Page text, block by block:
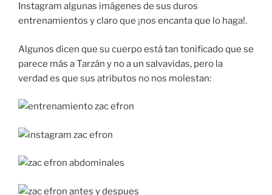
Instagram algunas imágenes de sus duros
entrenamientos y claro que ¡nos encanta que lo haga!.
Algunos dicen que su cuerpo está tan tonificado que se
parece más a Tarzán y no a un salvavidas, pero la
verdad es que sus atributos no nos molestan: